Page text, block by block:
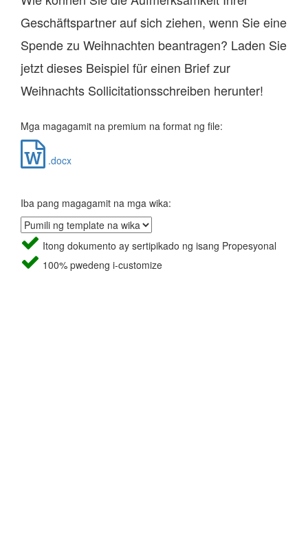
Geschäftspartner auf sich ziehen, wenn Sie eine
Spende zu Weihnachten beantragen? Laden Sie
jetzt dieses Beispiel für einen Brief zur
Weihnachts Sollicitationsschreiben herunter!
Mga magagamit na premium na format ng file:
.docx
Iba pang magagamit na mga wika:
Itong dokumento ay sertipikado ng isang Propesyonal
100% pwedeng i-customize